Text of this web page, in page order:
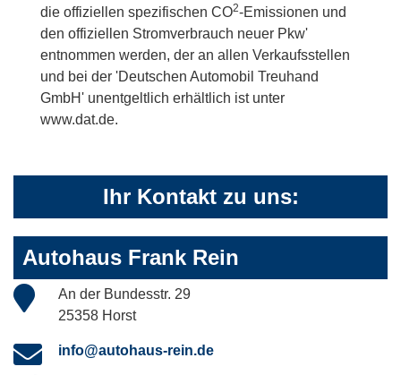
die offiziellen spezifischen CO2-Emissionen und
den offiziellen Stromverbrauch neuer Pkw'
entnommen werden, der an allen Verkaufsstellen
und bei der 'Deutschen Automobil Treuhand
GmbH' unentgeltlich erhältlich ist unter
www.dat.de.
Ihr Kontakt zu uns:
Autohaus Frank Rein
An der Bundesstr. 29
25358 Horst
info@autohaus-rein.de